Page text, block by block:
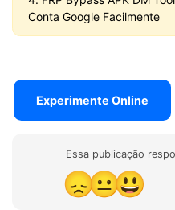
Conta Google Facilmente
Experimente Online
Essa publicação
😞😐😃